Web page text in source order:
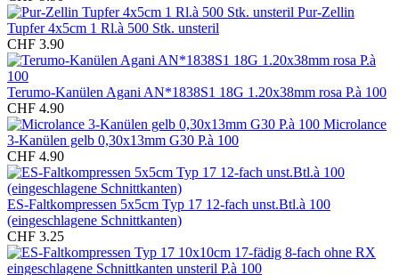
Pur-Zellin
Tupfer 4x5cm 1 Rl.à 500 Stk. unsteril
CHF 3.90
Terumo-Kanülen Agani AN*1838S1 18G 1.20x38mm rosa P.à 100
CHF 4.90
Microlance
3-Kanülen gelb 0,30x13mm G30 P.à 100
CHF 4.90
ES-Faltkompressen 5x5cm Typ 17 12-fach unst.Btl.à 100
(eingeschlagene Schnittkanten)
CHF 3.25